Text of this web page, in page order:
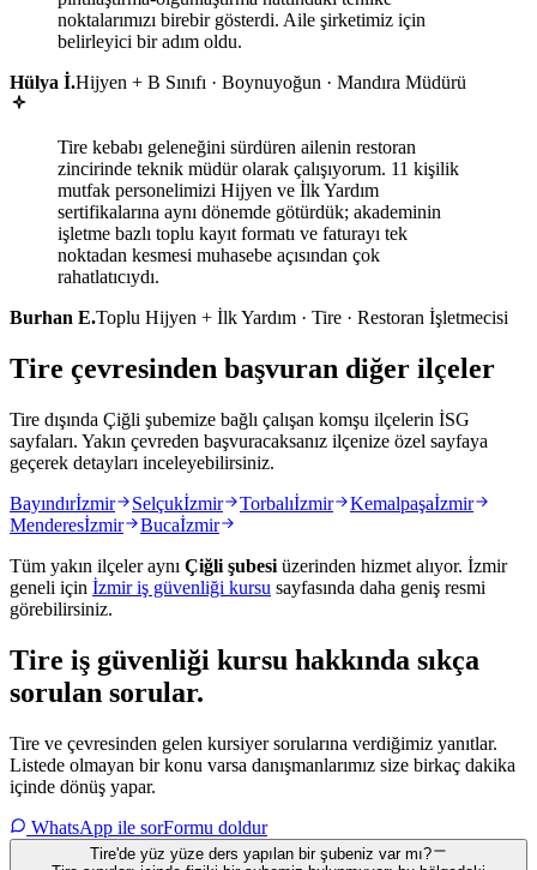
noktalarımızı birebir gösterdi. Aile şirketimiz için
belirleyici bir adım oldu.
Hülya İ.Hijyen + B Sınıfı · Boynuyoğun · Mandıra Müdürü
Tire kebabı geleneğini sürdüren ailenin restoran
zincirinde teknik müdür olarak çalışıyorum. 11 kişilik
mutfak personelimizi Hijyen ve İlk Yardım
sertifikalarına aynı dönemde götürdük; akademinin
işletme bazlı toplu kayıt formatı ve faturayı tek
noktadan kesmesi muhasebe açısından çok
rahatlatıcıydı.
Burhan E.Toplu Hijyen + İlk Yardım · Tire · Restoran İşletmecisi
Tire çevresinden başvuran diğer ilçeler
Tire dışında Çiğli şubemize bağlı çalışan komşu ilçelerin İSG
sayfaları. Yakın çevreden başvuracaksanız ilçenize özel sayfaya
geçerek detayları inceleyebilirsiniz.
Bayındırİzmir Selçukİzmir Torbalıİzmir Kemalpaşaİzmir
Menderesİzmir Bucaİzmir
Tüm yakın ilçeler aynı Çiğli şubesi üzerinden hizmet alıyor. İzmir
geneli için İzmiriş güvenliği kursu sayfasında daha geniş resmi
görebilirsiniz.
Tire iş güvenliği kursu hakkında sıkça
sorulan sorular.
Tire ve çevresinden gelen kursiyer sorularına verdiğimiz yanıtlar.
Listede olmayan bir konu varsa danışmanlarımız size birkaç dakika
içinde dönüş yapar.
WhatsApp ile sorFormu doldur
Tire'de yüz yüze ders yapılan bir şubeniz var mı?